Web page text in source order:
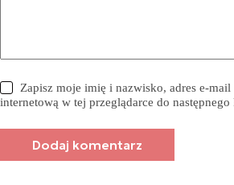
Zapisz moje imię i nazwisko, adres e-mail
internetową w tej przeglądarce do
Dodaj komentarz